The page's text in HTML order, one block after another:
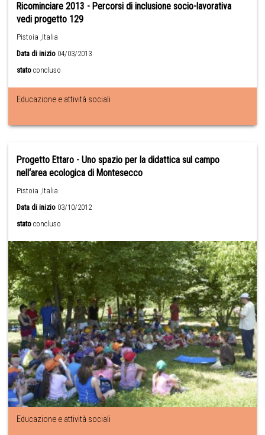
Ricominciare 2013 - Percorsi di inclusione socio-lavorativa
vedi progetto 129
Pistoia ,Italia
Data di inizio 04/03/2013
stato concluso
Educazione e attività sociali
Progetto Ettaro - Uno spazio per la didattica sul campo
nell‘area ecologica di Montesecco
Pistoia ,Italia
Data di inizio 03/10/2012
stato concluso
Educazione e attività sociali